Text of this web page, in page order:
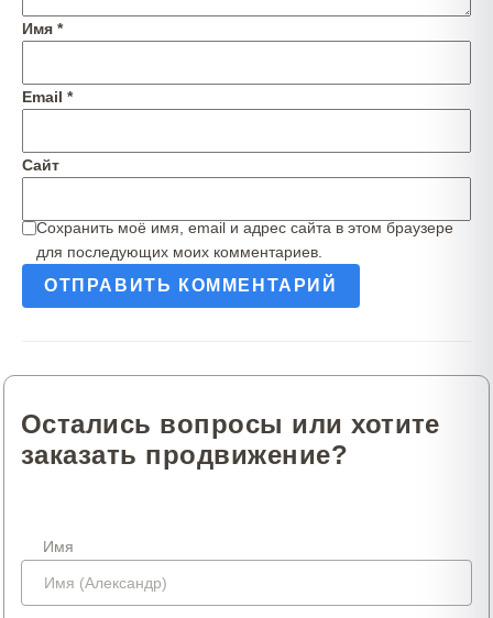
Имя *
Email *
Сайт
Сохранить моё имя, email и адрес сайта в этом браузере
для последующих моих комментариев.
Остались вопросы или хотите
заказать продвижение?
Имя